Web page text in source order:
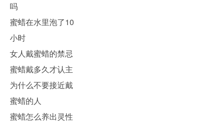
吗
蜜蜡在水里泡了10
小时
女人戴蜜蜡的禁忌
蜜蜡戴多久才认主
为什么不要接近戴
蜜蜡的人
蜜蜡怎么养出灵性